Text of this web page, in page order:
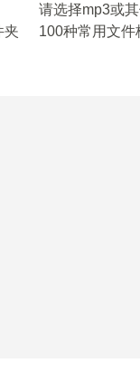
夹
请选择mp3或
100种常用文件